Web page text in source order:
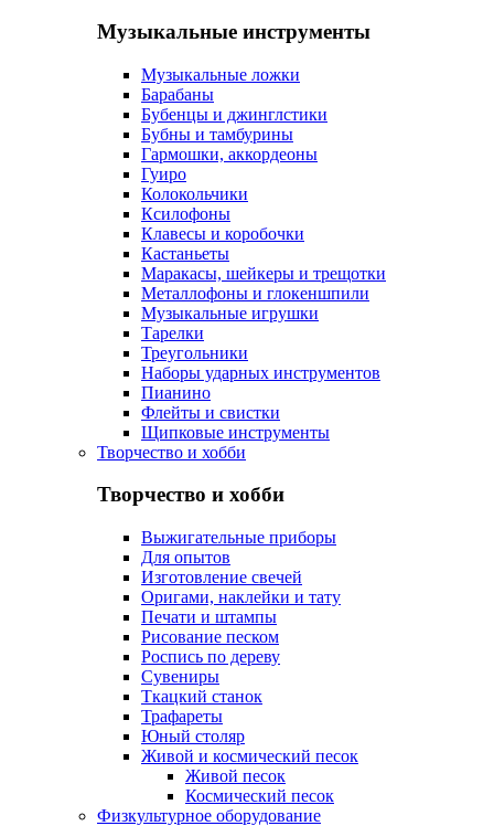
Музыкальные инструменты
Музыкальные ложки
Барабаны
Бубенцы и джинглстики
Бубны и тамбурины
Гармошки, аккордеоны
Гуиро
Колокольчики
Ксилофоны
Клавесы и коробочки
Кастаньеты
Маракасы, шейкеры и трещотки
Металлофоны и глокеншпили
Музыкальные игрушки
Тарелки
Треугольники
Наборы ударных инструментов
Пианино
Флейты и свистки
Щипковые инструменты
Творчество и хобби
Творчество и хобби
Выжигательные приборы
Для опытов
Изготовление свечей
Оригами, наклейки и тату
Печати и штампы
Рисование песком
Роспись по дереву
Сувениры
Ткацкий станок
Трафареты
Юный столяр
Живой и космический песок
Живой песок
Космический песок
Физкультурное оборудование